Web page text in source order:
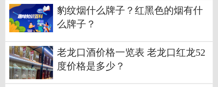
豹纹烟什么牌子？红黑色的烟有什
么牌子？
老龙口酒价格一览表 老龙口红龙52
度价格是多少？